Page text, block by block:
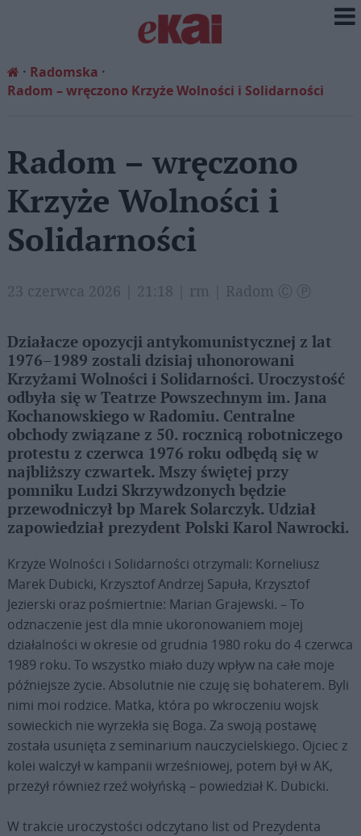
Radomska
Radom – wręczono Krzyże Wolności i Solidarności
Radom – wręczono
Krzyże Wolności i
Solidarności
23 czerwca 2026 | 21:18 | rm | Radom Ⓒ Ⓟ
Działacze opozycji antykomunistycznej z lat
1976–1989 zostali dzisiaj uhonorowani
Krzyżami Wolności i Solidarności. Uroczystość
odbyła się w Teatrze Powszechnym im. Jana
Kochanowskiego w Radomiu. Centralne
obchody związane z 50. rocznicą robotniczego
protestu z czerwca 1976 roku odbędą się w
najbliższy czwartek. Mszy świętej przy
pomniku Ludzi Skrzywdzonych będzie
przewodniczył bp Marek Solarczyk. Udział
zapowiedział prezydent Polski Karol Nawrocki.
Krzyże Wolności i Solidarności otrzymali: Korneliusz
Marek Dubicki, Krzysztof Andrzej Sapuła, Krzysztof
Jezierski oraz pośmiertnie: Marian Grajewski. – To
odznaczenie jest dla mnie ukoronowaniem mojej
działalności w okresie od grudnia 1980 roku do 4 czerwca
1989 roku. To wszystko miało duży wpływ na całe moje
późniejsze życie. Absolutnie nie czuję się bohaterem. Byli
nimi moi rodzice. Matka, która po wkroczeniu wojsk
sowieckich nie wyrzekła się Boga. Za swoją postawę
została usunięta z seminarium nauczycielskiego. Ojciec z
kolei walczył w kampanii wrześniowej, potem był w AK,
przeżył również rzeź wołyńską – powiedział K. Dubicki.
W trakcie uroczystości odczytano list od Prezydenta